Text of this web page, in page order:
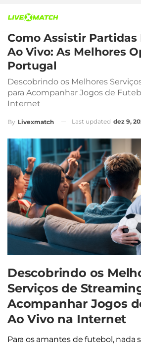
Como Assistir Partidas
Ao Vivo: As Melhores
Portugal
Descobrindo os Melhores
para Acompanhar Jogos de
Internet
By Livexmatch Last updated dez 9,
Descobrindo os
Serviços de
Acompanhar Jogos
Ao Vivo na Internet
Para os amantes de futebol, nada